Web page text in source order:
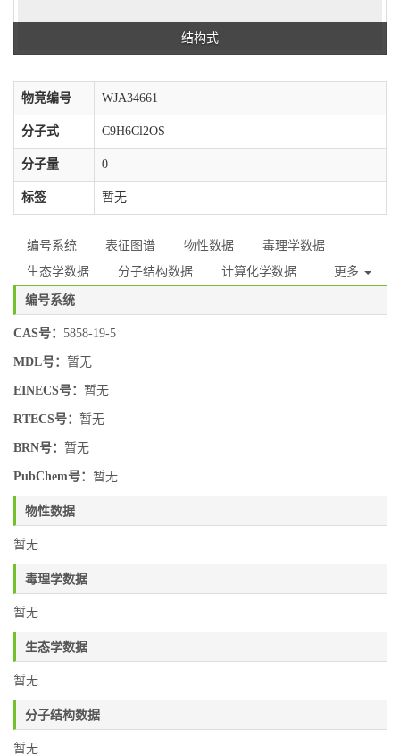
结构式
物竞编号 WJA34661
分子式 C9H6Cl2OS
分子量 0
标签 暂无
编号系统 表征图谱 物性数据
毒理学数据
生态学数据
分子结构数据 计算化学数据 更多
编号系统
CAS号： 5858-19-5
MDL号： 暂无
EINECS号： 暂无
RTECS号： 暂无
BRN号： 暂无
PubChem号： 暂无
物性数据
暂无
毒理学数据
暂无
生态学数据
暂无
分子结构数据
暂无